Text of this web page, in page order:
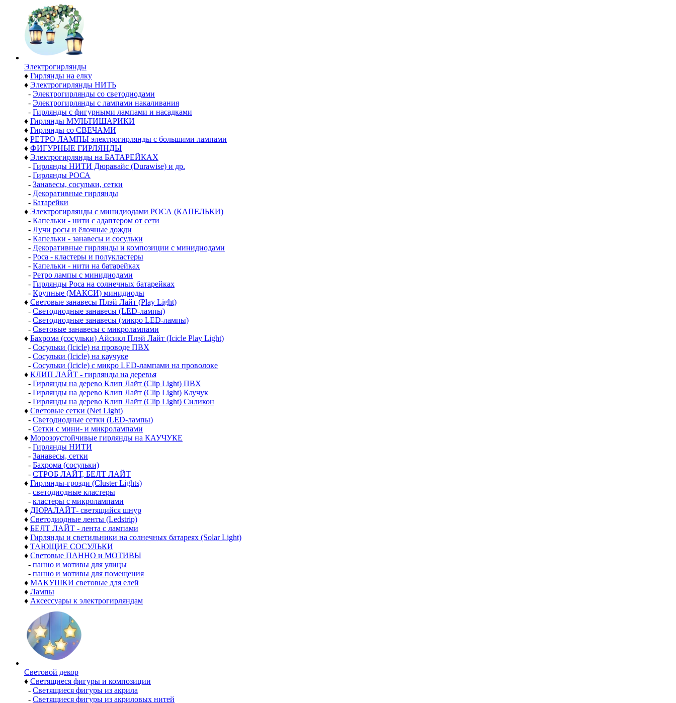
Электро­гирлянды
♦ Гирлянды на елку
♦ Электрогирлянды НИТЬ
- Электрогирлянды со светодиодами
- Электрогирлянды с лампами накаливания
- Гирлянды с фигурными лампами и насадками
♦ Гирлянды МУЛЬТИШАРИКИ
♦ Гирлянды со СВЕЧАМИ
♦ РЕТРО ЛАМПЫ электрогирлянды с большими лампами
♦ ФИГУРНЫЕ ГИРЛЯНДЫ
♦ Электрогирлянды на БАТАРЕЙКАХ
- Гирлянды НИТИ Дюравайс (Durawise) и др.
- Гирлянды РОСА
- Занавесы, сосульки, сетки
- Декоративные гирлянды
- Батарейки
♦ Электрогирлянды с минидиодами РОСА (КАПЕЛЬКИ)
- Капельки - нити с адаптером от сети
- Лучи росы и ёлочные дожди
- Капельки - занавесы и сосульки
- Декоративные гирлянды и композиции с минидиодами
- Роса - кластеры и полукластеры
- Капельки - нити на батарейках
- Ретро лампы с минидиодами
- Гирлянды Роса на солнечных батарейках
- Крупные (МАКСИ) минидиоды
♦ Световые занавесы Плэй Лайт (Play Light)
- Светодиодные занавесы (LED-лампы)
- Светодиодные занавесы (микро LED-лампы)
- Световые занавесы с микролампами
♦ Бахрома (сосульки) Айсикл Плэй Лайт (Icicle Play Light)
- Сосульки (Icicle) на проводе ПВХ
- Сосульки (Icicle) на каучуке
- Сосульки (Icicle) с микро LED-лампами на проволоке
♦ КЛИП ЛАЙТ - гирлянды на деревья
- Гирлянды на дерево Клип Лайт (Clip Light) ПВХ
- Гирлянды на дерево Клип Лайт (Clip Light) Каучук
- Гирлянды на дерево Клип Лайт (Clip Light) Силикон
♦ Световые сетки (Net Light)
- Светодиодные сетки (LED-лампы)
- Сетки с мини- и микролампами
♦ Морозоустойчивые гирлянды на КАУЧУКЕ
- Гирлянды НИТИ
- Занавесы, сетки
- Бахрома (сосульки)
- СТРОБ ЛАЙТ, БЕЛТ ЛАЙТ
♦ Гирлянды-грозди (Cluster Lights)
- светодиодные кластеры
- кластеры с микролампами
♦ ДЮРАЛАЙТ- светящийся шнур
♦ Светодиодные ленты (Ledstrip)
♦ БЕЛТ ЛАЙТ - лента с лампами
♦ Гирлянды и светильники на солнечных батареях (Solar Light)
♦ ТАЮЩИЕ СОСУЛЬКИ
♦ Световые ПАННО и МОТИВЫ
- панно и мотивы для улицы
- панно и мотивы для помещения
♦ МАКУШКИ световые для елей
♦ Лампы
♦ Аксессуары к электрогирляндам
Световой декор
♦ Светящиеся фигуры и композиции
- Светящиеся фигуры из акрила
- Светящиеся фигуры из акриловых нитей